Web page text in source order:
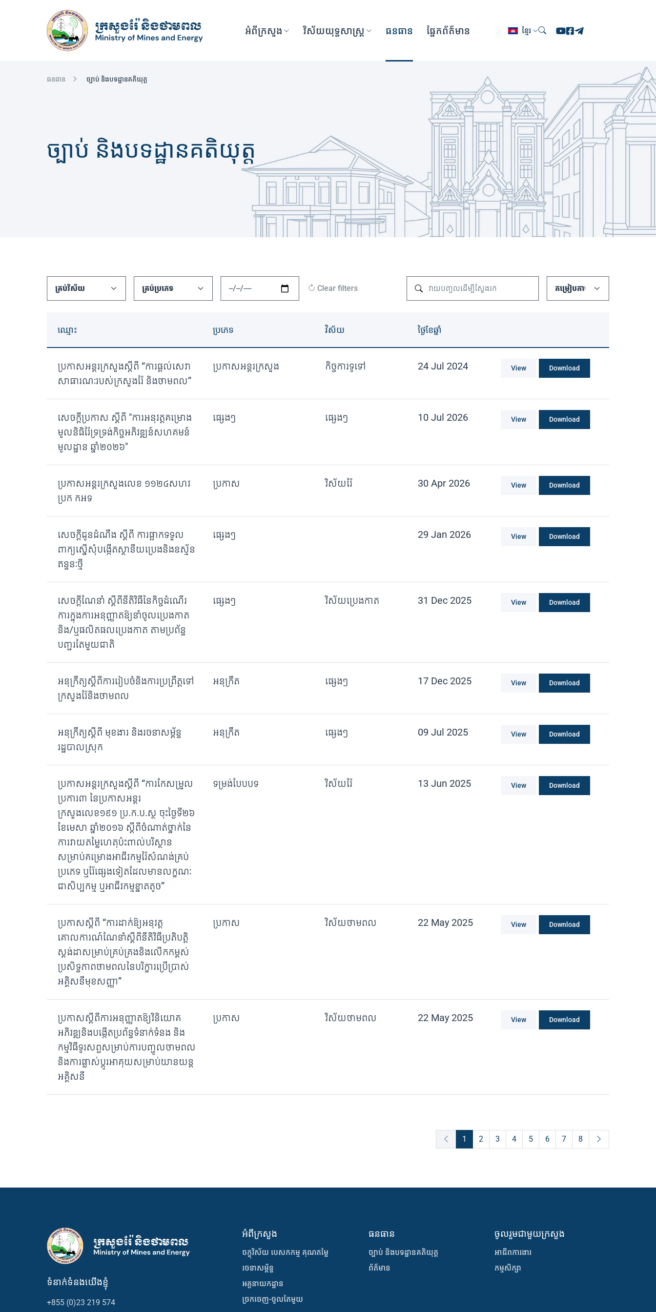
ខ្មែរ
អំពីក្រសួង វិស័យយុទ្ធសាស្រ្ត ធនធាន ផ្នែកព័ត៌មាន
ធនធាន ច្បាប់ និងបទដ្ឋានគតិយុត្ត
ច្បាប់ និងបទដ្ឋានគតិយុត្ត
Clear filters
ឈ្មោះ ប្រភេទ វិស័យ ថ្ងៃខែឆ្នាំ
ប្រកាសអន្តរក្រសួងស្តីពី “ការផ្តល់សេវា
សាធារណៈរបស់ក្រសួងរ៉ែ និងថាមពល”
ប្រកាសអន្តរក្រសួង កិច្ចការទូទៅ 24 Jul 2024 View Download
សេចក្តីប្រកាស ស្តីពី "ការអនុវត្តគម្រោង
មូលនិធិរ៉ែទ្រទ្រង់កិច្ចអភិវឌ្ឍន៍សហគមន៍
មូលដ្ឋាន ឆ្នាំ២០២៦"
ផ្សេងៗ ផ្សេងៗ 10 Jul 2026 View Download
ប្រកាសអន្តរក្រសួងលេខ ១១២៤សហវ
ប្រក កអទ
ប្រកាស វិស័យរ៉ែ 30 Apr 2026 View Download
សេចក្ដីជូនដំណឹង ស្ដីពី ការផ្អាកទទួល
ពាក្យស្នើសុំបង្កើតស្ថានីយប្រេងនិងឧស្ម័ន
ឥន្ធនៈថ្មី
ផ្សេងៗ 29 Jan 2026 View Download
សេចក្តីណែនាំ​ ស្តីពីនីតិវិធីនៃកិច្ចដំណេីរ
ការក្នុងការអនុញ្ញាតឱ្យនាំចូលប្រេងកាត
និង/ឬផលិតផលប្រេងកាត​ តាមប្រព័ន្ធ
បញ្ជរតែមួយជាតិ
ផ្សេងៗ វិស័យប្រេងកាត 31 Dec 2025 View Download
អនុក្រឹត្យស្តីពីការរៀបចំនិងការប្រព្រឹត្តទៅ
ក្រសួងរ៉ែនិងថាមពល
អនុក្រឹត ផ្សេងៗ 17 Dec 2025 View Download
អនុក្រឹត្យស្តីពី មុខងារ និងរចនាសម្ព័ន្ធ
រដ្ឋបាលស្រុក
អនុក្រឹត ផ្សេងៗ 09 Jul 2025 View Download
ប្រកាសអន្តរក្រសួងស្តីពី “ការកែសម្រួល
ប្រការ៣ នៃប្រកាសអន្តរ
ក្រសួងលេខ១៩១ ប្រ.ក.ប.ស្ថ ចុះថ្ងៃទី២៦
ខែមេសា ឆ្នាំ២០១៦ ស្តីពីចំណាត់ថ្នាក់នៃ
ការវាយតម្លៃហេតុប៉ះពាល់បរិស្ថាន
សម្រាប់គម្រោងអាជីវកម្មរ៉ែសំណង់គ្រប់
ប្រភេទ ឬរ៉ែផ្សេងទៀតដែលមានលក្ខណៈ
ជាសិប្បកម្ម ឬអាជីវកម្មខ្នាតតូច”
ទម្រង់បែបបទ វិស័យរ៉ែ 13 Jun 2025 View Download
ប្រកាសស្តីពី “ការដាក់ឱ្យអនុវត្ត
គោលការណ៍ណែនាំស្តីពីនីតិវិធីប្រតិបត្តិ
ស្តង់ដាសម្រាប់គ្រប់គ្រងនិងលើកកម្ពស់
ប្រសិទ្ធភាពថាមពលនៃបរិក្ខារប្រើប្រាស់
អគ្គិសនីមុខសញ្ញា”
ប្រកាស វិស័យថាមពល 22 May 2025 View Download
ប្រកាសស្តីពីការអនុញ្ញាតឱ្យវិនិយោគ
អភិវឌ្ឍនិងបង្កើតប្រព័ន្ធទំនាក់ទំនង និង
កម្មវិធីទូរសព្ទសម្រាប់ការបញ្ចូលថាមពល
និងការផ្លាស់ប្តូរអាគុយសម្រាប់យានយន្ត
អគ្គិសនី
ប្រកាស វិស័យថាមពល 22 May 2025 View Download
1 2 3 4 5 6 7 8
ទំនាក់ទំនងយើងខ្ញុំ
+855 (0)23 219 574
អំពីក្រសួង
ចក្ខុវិស័យ បេសកកម្ម គុណតម្លៃ
រចនាសម្ព័ន្ធ
អគ្គនាយកដ្ឋាន
ច្រកចេញ-ចូលតែមួយ
ធនធាន
ច្បាប់ និងបទដ្ឋានគតិយុត្ត
ព័ត៌មាន
ចូលរួមជាមួយក្រសួង
អាជីពការងារ
កម្មសិក្សា